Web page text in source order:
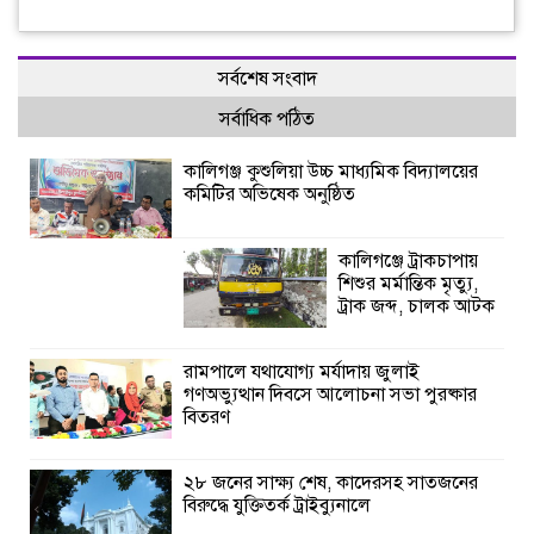
সর্বশেষ সংবাদ
সর্বাধিক পঠিত
কালিগঞ্জ কুশুলিয়া উচ্চ মাধ্যমিক বিদ্যালয়ের
কমিটির অভিষেক অনুষ্ঠিত
কালিগঞ্জে ট্রাকচাপায়
শিশুর মর্মান্তিক মৃত্যু,
ট্রাক জব্দ, চালক আটক
রামপালে যথাযোগ্য মর্যাদায় জুলাই
গণঅভ্যুত্থান দিবসে আলোচনা সভা পুরষ্কার
বিতরণ
২৮ জনের সাক্ষ্য শেষ, কাদেরসহ সাতজনের
বিরুদ্ধে যুক্তিতর্ক ট্রাইব্যুনালে